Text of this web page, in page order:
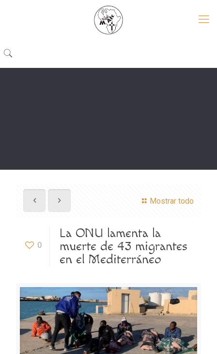
Mostrar todo
0
La ONU lamenta la
muerte de 43 migrantes
en el Mediterráneo